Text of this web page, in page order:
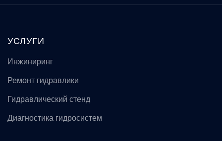
УСЛУГИ
Инжиниринг
Ремонт гидравлики
Гидравлический стенд
Диагностика гидросистем